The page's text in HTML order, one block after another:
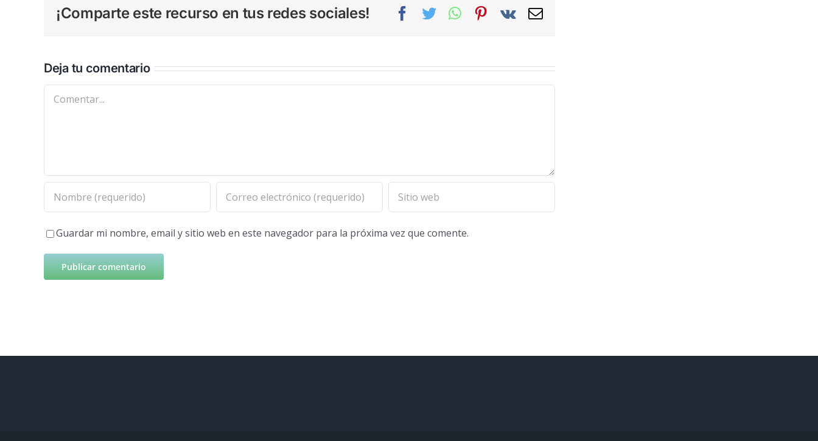
¡Comparte este recurso en tus redes sociales! Facebook
TwitterWhatsAppPinterest
Vk
Correo
Deja tu comentario
Comentar
Guardar mi nombre, email y sitio web en este navegador para la próxima vez que comente.